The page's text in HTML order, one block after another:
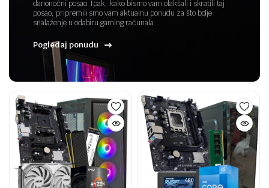
danonoćni posao. Ipak, kako bismo vam olakšali i skratili taj
posao, pripremili smo vam aktualnu ponudu za što bolje
snalaženje u odabiru gaming računala
Pogledaj ponudu